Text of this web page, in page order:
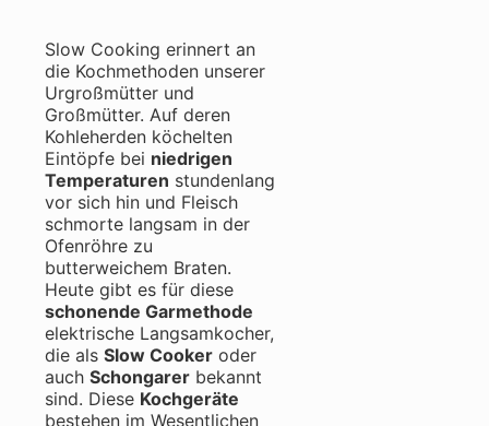
Slow Cooking erinnert an
die Kochmethoden unserer
Urgroßmütter und
Großmütter. Auf deren
Kohleherden köchelten
Eintöpfe bei niedrigen
Temperaturen stundenlang
vor sich hin und Fleisch
schmorte langsam in der
Ofenröhre zu
butterweichem Braten.
Heute gibt es für diese
schonende Garmethode
elektrische Langsamkocher,
die als Slow Cooker oder
auch Schongarer bekannt
sind. Diese Kochgeräte
bestehen im Wesentlichen